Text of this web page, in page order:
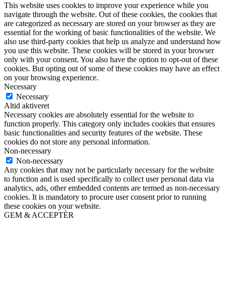
This website uses cookies to improve your experience while you
navigate through the website. Out of these cookies, the cookies that
are categorized as necessary are stored on your browser as they are
essential for the working of basic functionalities of the website. We
also use third-party cookies that help us analyze and understand how
you use this website. These cookies will be stored in your browser
only with your consent. You also have the option to opt-out of these
cookies. But opting out of some of these cookies may have an effect
on your browsing experience.
Necessary
Necessary
Altid aktiveret
Necessary cookies are absolutely essential for the website to
function properly. This category only includes cookies that ensures
basic functionalities and security features of the website. These
cookies do not store any personal information.
Non-necessary
Non-necessary
Any cookies that may not be particularly necessary for the website
to function and is used specifically to collect user personal data via
analytics, ads, other embedded contents are termed as non-necessary
cookies. It is mandatory to procure user consent prior to running
these cookies on your website.
GEM & ACCEPTÈR